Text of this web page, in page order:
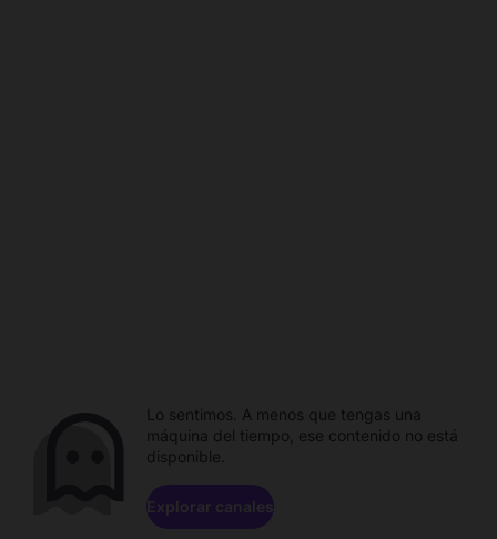
Lo sentimos. A menos que tengas una
máquina del tiempo, ese contenido no está
disponible.
Explorar canales